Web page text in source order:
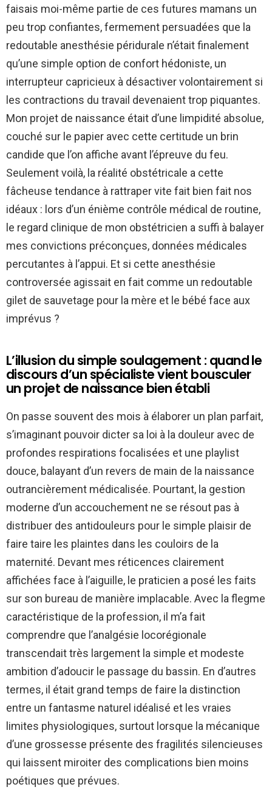
faisais moi-même partie de ces futures mamans un
peu trop confiantes, fermement persuadées que la
redoutable anesthésie péridurale n’était finalement
qu’une simple option de confort hédoniste, un
interrupteur capricieux à désactiver volontairement si
les contractions du travail devenaient trop piquantes.
Mon projet de naissance était d’une limpidité absolue,
couché sur le papier avec cette certitude un brin
candide que l’on affiche avant l’épreuve du feu.
Seulement voilà, la réalité obstétricale a cette
fâcheuse tendance à rattraper vite fait bien fait nos
idéaux : lors d’un énième contrôle médical de routine,
le regard clinique de mon obstétricien a suffi à balayer
mes convictions préconçues, données médicales
percutantes à l’appui. Et si cette anesthésie
controversée agissait en fait comme un redoutable
gilet de sauvetage pour la mère et le bébé face aux
imprévus ?
L’illusion du simple soulagement : quand le
discours d’un spécialiste vient bousculer
un projet de naissance bien établi
On passe souvent des mois à élaborer un plan parfait,
s’imaginant pouvoir dicter sa loi à la douleur avec de
profondes respirations focalisées et une playlist
douce, balayant d’un revers de main de la naissance
outrancièrement médicalisée. Pourtant, la gestion
moderne d’un accouchement ne se résout pas à
distribuer des antidouleurs pour le simple plaisir de
faire taire les plaintes dans les couloirs de la
maternité. Devant mes réticences clairement
affichées face à l’aiguille, le praticien a posé les faits
sur son bureau de manière implacable. Avec la flegme
caractéristique de la profession, il m’a fait
comprendre que l’analgésie locorégionale
transcendait très largement la simple et modeste
ambition d’adoucir le passage du bassin. En d’autres
termes, il était grand temps de faire la distinction
entre un fantasme naturel idéalisé et les vraies
limites physiologiques, surtout lorsque la mécanique
d’une grossesse présente des fragilités silencieuses
qui laissent miroiter des complications bien moins
poétiques que prévues.